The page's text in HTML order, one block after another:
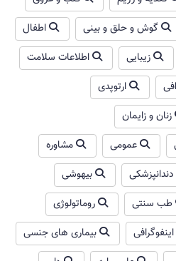
گوش و حلق و بینی
اطفال
زیبایی
اطلاعات سلامت
ارتوپدی
زنان و زایمان
عمومی
مشاوره
دندانپزشکی
بیهوشی
طب سنتی
روماتولوژی
اینفوگرافی
بیماری های جنسی